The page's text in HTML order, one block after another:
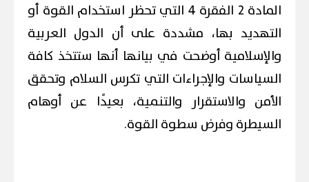
المادة 2 الفقرة 4 التي تحظر استخدام القوة أو
التهديد بها، مشددة على أن الدول العربية
والإسلامية أوضحت في بيانها أنها ستتخذ كافة
السياسات والإجراءات التي تكرس السلام وتحقق
الأمن والاستقرار والتنمية، بعيدًا عن أوهام
السيطرة وفرض سطوة القوة.